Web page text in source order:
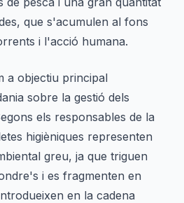
que s'acumulen al fons
i l'acció humana.
a objectiu principal
sobre la gestió dels
els responsables de la
higièniques representen
greu, ja que triguen
i es fragmenten en
en la cadena